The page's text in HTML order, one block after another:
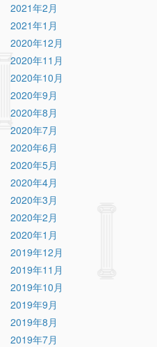
2021年2月
2021年1月
2020年12月
2020年11月
2020年10月
2020年9月
2020年8月
2020年7月
2020年6月
2020年5月
2020年4月
2020年3月
2020年2月
2020年1月
2019年12月
2019年11月
2019年10月
2019年9月
2019年8月
2019年7月